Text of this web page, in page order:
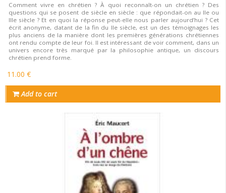
Comment vivre en chrétien ? À quoi reconnaît-on un chrétien ? Des
questions qui se posent de siècle en siècle : que répondait-on au IIe ou
IIIe siècle ? Et en quoi la réponse peut-elle nous parler aujourd’hui ? Cet
écrit anonyme, datant de la fin du IIe siècle, est un des témoignages les
plus anciens de la manière dont les premières générations chrétiennes
ont rendu compte de leur foi. Il est intéressant de voir comment, dans un
univers encore très marqué par la philosophie antique, un discours
chrétien prend forme.
11.00 €
Add to cart